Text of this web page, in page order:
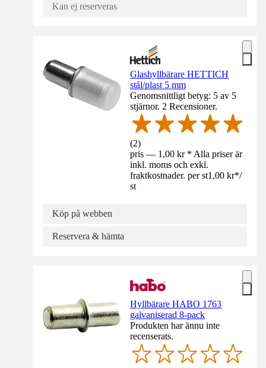
Kan ej reserveras
Glashyllbärare HETTICH
stål/plast 5 mm
Genomsnittligt betyg: 5 av 5
stjärnor. 2 Recensioner.
(2)
pris — 1,00 kr * Alla priser är
inkl. moms och exkl.
fraktkostnader. per st1,00 kr*/
st
Köp på webben
Reservera & hämta
Hyllbärare HABO 1763
galvaniserad 8-pack
Produkten har ännu inte
recenserats.